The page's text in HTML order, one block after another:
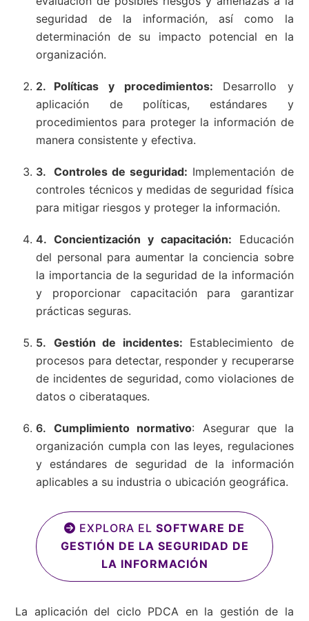
seguridad de la información, así como la
determinación de su impacto potencial en la
organización.
Políticas y procedimientos: Desarrollo y
aplicación de políticas, estándares y
procedimientos para proteger la información de
manera consistente y efectiva.
Controles de seguridad: Implementación de
controles técnicos y medidas de seguridad física
para mitigar riesgos y proteger la información.
Concientización y capacitación: Educación
del personal para aumentar la conciencia sobre
la importancia de la seguridad de la información
y proporcionar capacitación para garantizar
prácticas seguras.
Gestión de incidentes: Establecimiento de
procesos para detectar, responder y recuperarse
de incidentes de seguridad, como violaciones de
datos o ciberataques.
Cumplimiento normativo: Asegurar que la
organización cumpla con las leyes, regulaciones
y estándares de seguridad de la información
aplicables a su industria o ubicación geográfica.
EXPLORA EL SOFTWARE DE
GESTIÓN DE LA SEGURIDAD DE
LA INFORMACIÓN
La aplicación del ciclo PDCA en la gestión de la